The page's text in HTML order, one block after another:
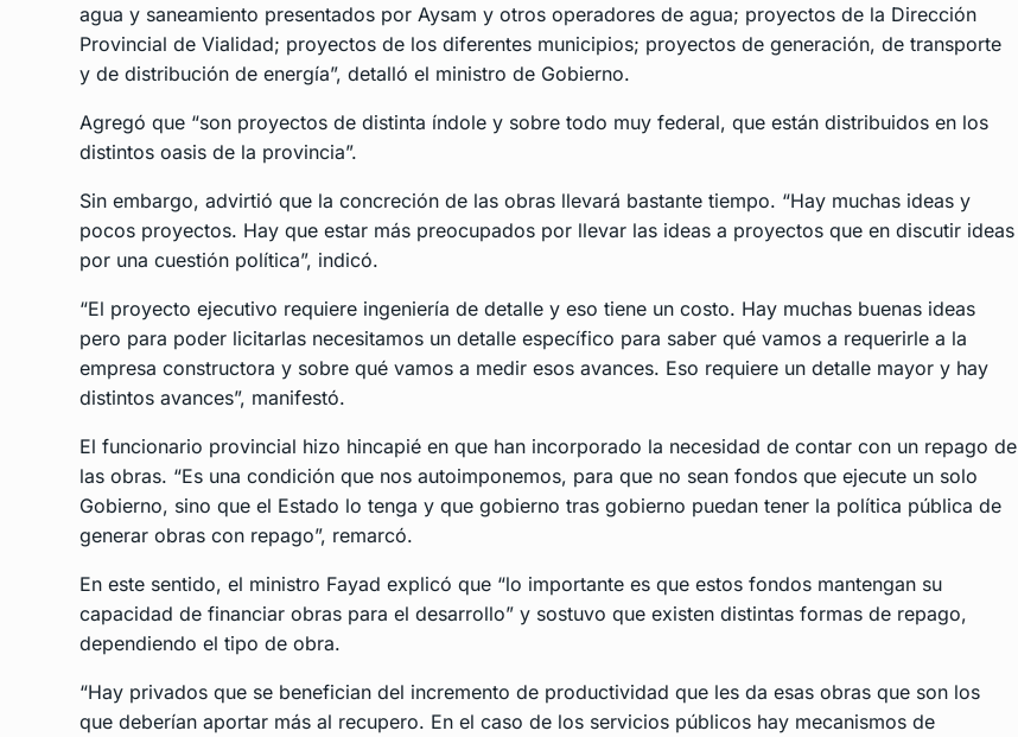
agua y saneamiento presentados por Aysam y otros operadores de agua; proyectos de la Dirección
Provincial de Vialidad; proyectos de los diferentes municipios; proyectos de generación, de transporte
y de distribución de energía”, detalló el ministro de Gobierno.
Agregó que “son proyectos de distinta índole y sobre todo muy federal, que están distribuidos en los
distintos oasis de la provincia”.
Sin embargo, advirtió que la concreción de las obras llevará bastante tiempo. “Hay muchas ideas y
pocos proyectos. Hay que estar más preocupados por llevar las ideas a proyectos que en discutir ideas
por una cuestión política”, indicó.
“El proyecto ejecutivo requiere ingeniería de detalle y eso tiene un costo. Hay muchas buenas ideas
pero para poder licitarlas necesitamos un detalle específico para saber qué vamos a requerirle a la
empresa constructora y sobre qué vamos a medir esos avances. Eso requiere un detalle mayor y hay
distintos avances”, manifestó.
El funcionario provincial hizo hincapié en que han incorporado la necesidad de contar con un repago de
las obras. “Es una condición que nos autoimponemos, para que no sean fondos que ejecute un solo
Gobierno, sino que el Estado lo tenga y que gobierno tras gobierno puedan tener la política pública de
generar obras con repago”, remarcó.
En este sentido, el ministro Fayad explicó que “lo importante es que estos fondos mantengan su
capacidad de financiar obras para el desarrollo” y sostuvo que existen distintas formas de repago,
dependiendo el tipo de obra.
“Hay privados que se benefician del incremento de productividad que les da esas obras que son los
que deberían aportar más al recupero. En el caso de los servicios públicos hay mecanismos de